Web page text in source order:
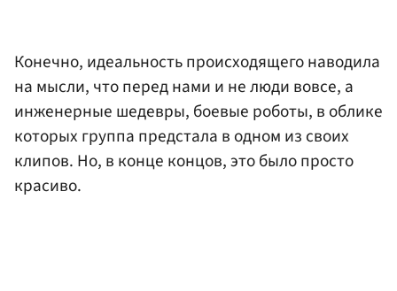
Конечно, идеальность происходящего наводила
на мысли, что перед нами и не люди вовсе, а
инженерные шедевры, боевые роботы, в облике
которых группа предстала в одном из своих
клипов. Но, в конце концов, это было просто
красиво.